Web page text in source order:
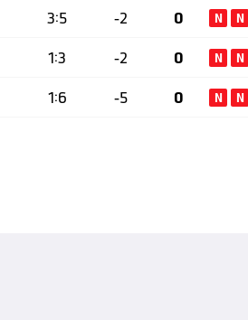
3:5 -2 0 N N
1:3 -2 0 N N
1:6 -5 0 N N